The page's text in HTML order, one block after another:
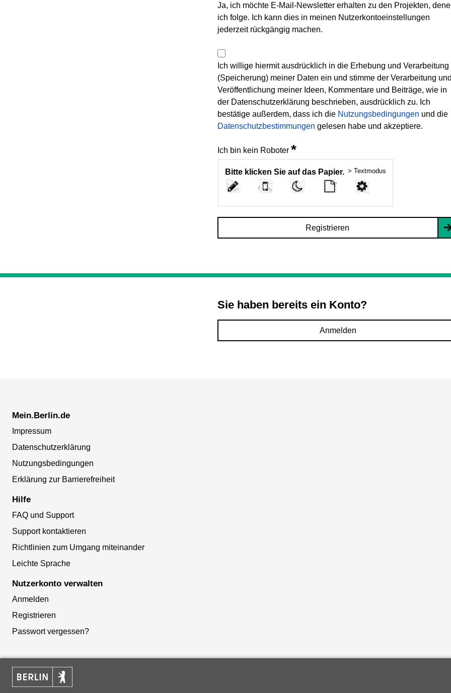
Ja, ich möchte E-Mail-Newsletter erhalten zu den Projekten,
ich folge. Ich kann dies in meinen Nutzerkontoeinstellungen
jederzeit rückgängig machen.
Ich willige hiermit ausdrücklich in die Erhebung und Verarbeitung
(Speicherung) meiner Daten ein und stimme der Verarbeitung und
Veröffentlichung meiner Ideen, Kommentare und Beiträge, wie in
der Datenschutzerklärung beschrieben, ausdrücklich zu. Ich
bestätige außerdem, dass ich die Nutzungsbedingungen und die
Datenschutzbestimmungen gelesen habe und akzeptiere.
Ich bin kein Roboter *
Bitte klicken Sie auf das Papier. > Textmodus
Registrieren
Sie haben bereits ein Konto?
Anmelden
Mein.Berlin.de
Impressum
Datenschutzerklärung
Nutzungsbedingungen
Erklärung zur Barrierefreiheit
Hilfe
FAQ und Support
Support kontaktieren
Richtlinien zum Umgang miteinander
Leichte Sprache
Nutzerkonto verwalten
Anmelden
Registrieren
Passwort vergessen?